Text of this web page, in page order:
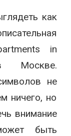
как
in
Москве.
не
ничего, но
внимание
быть